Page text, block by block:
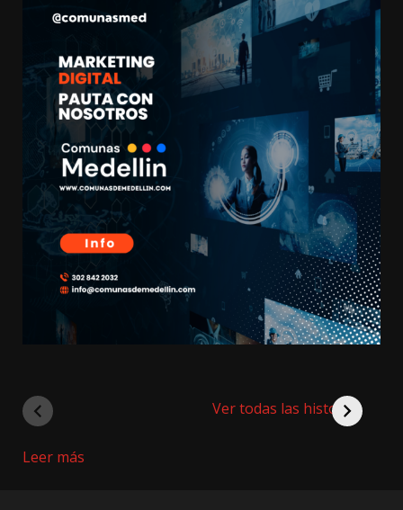
Ver todas las historias
Leer más